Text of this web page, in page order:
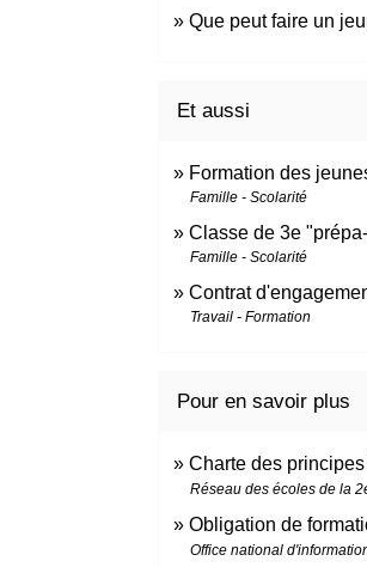
Que peut faire un
Et aussi
Formation des
Famille - Scolarité
Classe de 3e
Famille - Scolarité
Contrat
Travail - Formation
Pour en savoir plus
Charte des
Réseau des écoles de la
Obligation de
Office national